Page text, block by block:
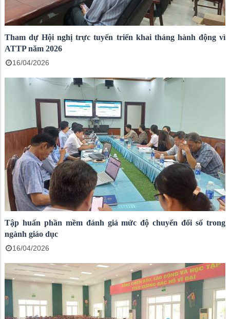
Tham dự Hội nghị trực tuyến triển khai tháng hành động vì
ATTP năm 2026
16/04/2026
Tập huấn phần mềm đánh giá mức độ chuyển đổi số trong
ngành giáo dục
16/04/2026